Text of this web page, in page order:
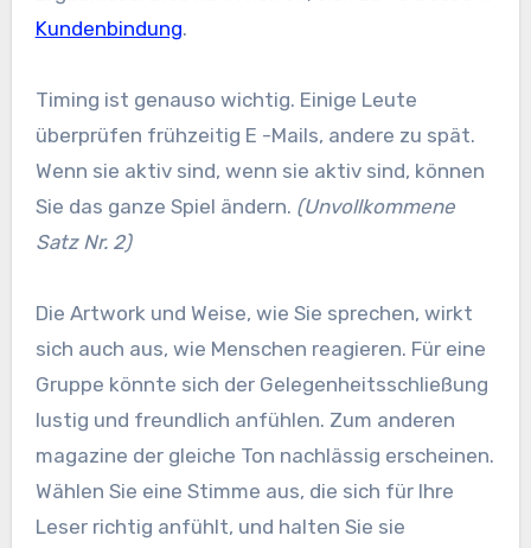
Kundenbindung.
Timing ist genauso wichtig. Einige Leute
überprüfen frühzeitig E -Mails, andere zu spät.
Wenn sie aktiv sind, wenn sie aktiv sind, können
Sie das ganze Spiel ändern. (Unvollkommene
Satz Nr. 2)
Die Artwork und Weise, wie Sie sprechen, wirkt
sich auch aus, wie Menschen reagieren. Für eine
Gruppe könnte sich der Gelegenheitsschließung
lustig und freundlich anfühlen. Zum anderen
magazine der gleiche Ton nachlässig erscheinen.
Wählen Sie eine Stimme aus, die sich für Ihre
Leser richtig anfühlt, und halten Sie sie